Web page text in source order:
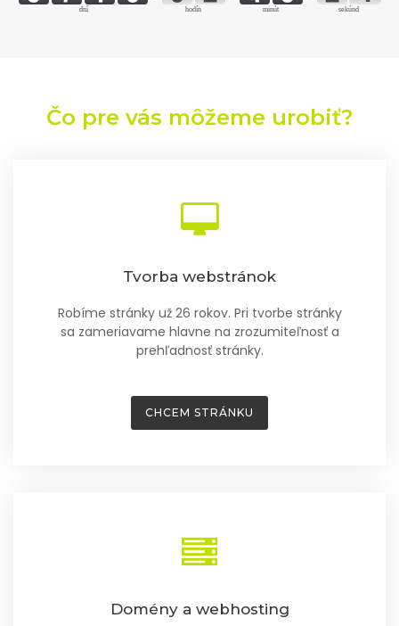
Čo pre vás môžeme urobiť?
Tvorba webstránok
Robíme stránky už 26 rokov. Pri tvorbe stránky
sa zameriavame hlavne na zrozumiteľnosť a
prehľadnosť stránky.
CHCEM STRÁNKU
Domény a webhosting